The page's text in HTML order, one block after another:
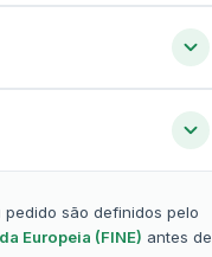
são definidos pelo
Europeia (FINE) antes de